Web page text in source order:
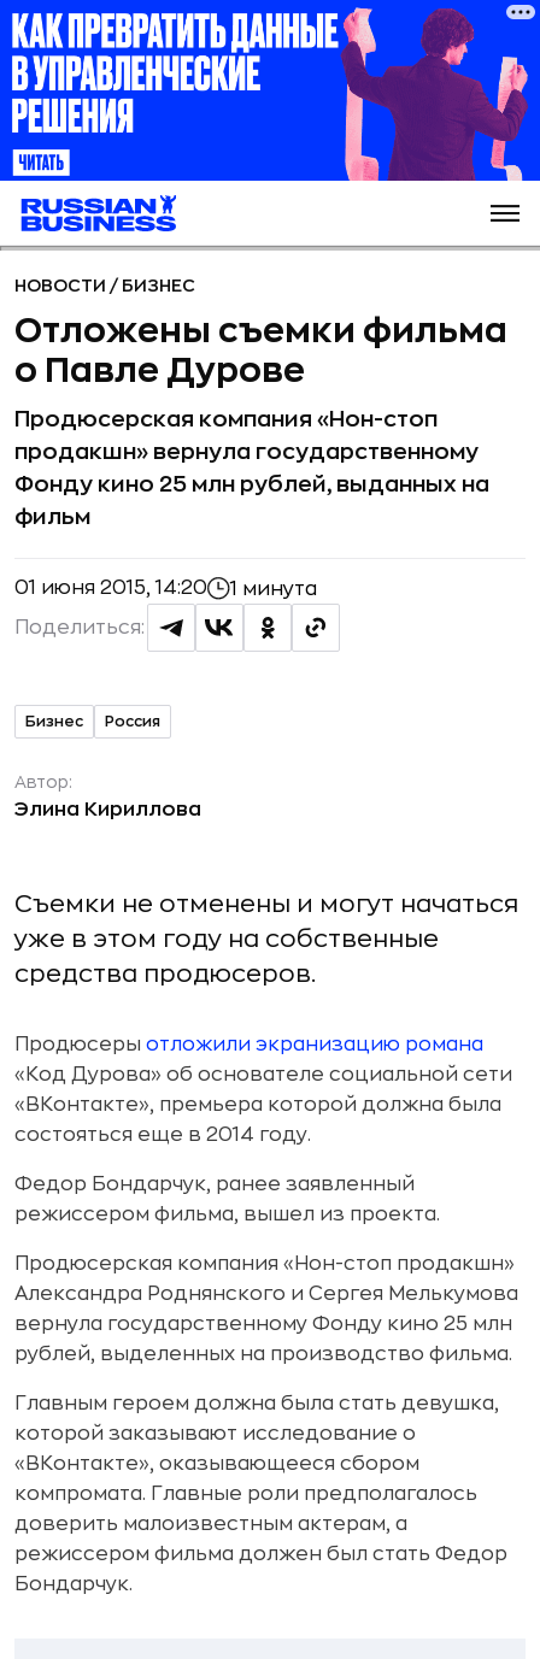
НОВОСТИ / БИЗНЕС
Отложены съемки фильма
о Павле Дурове
Продюсерская компания «Нон-стоп
продакшн» вернула государственному
Фонду кино 25 млн рублей, выданных на
фильм
01 июня 2015, 14:20 1 минута
Поделиться:
Бизнес Россия
Автор:
Элина Кириллова
Съемки не отменены и могут начаться
уже в этом году на собственные
средства продюсеров.
Продюсеры отложили экранизацию романа
«Код Дурова» об основателе социальной сети
«ВКонтакте», премьера которой должна была
состояться еще в 2014 году.
Федор Бондарчук, ранее заявленный
режиссером фильма, вышел из проекта.
Продюсерская компания «Нон-стоп продакшн»
Александра Роднянского и Сергея Мелькумова
вернула государственному Фонду кино 25 млн
рублей, выделенных на производство фильма.
Главным героем должна была стать девушка,
которой заказывают исследование о
«ВКонтакте», оказывающееся сбором
компромата. Главные роли предполагалось
доверить малоизвестным актерам, а
режиссером фильма должен был стать Федор
Бондарчук.